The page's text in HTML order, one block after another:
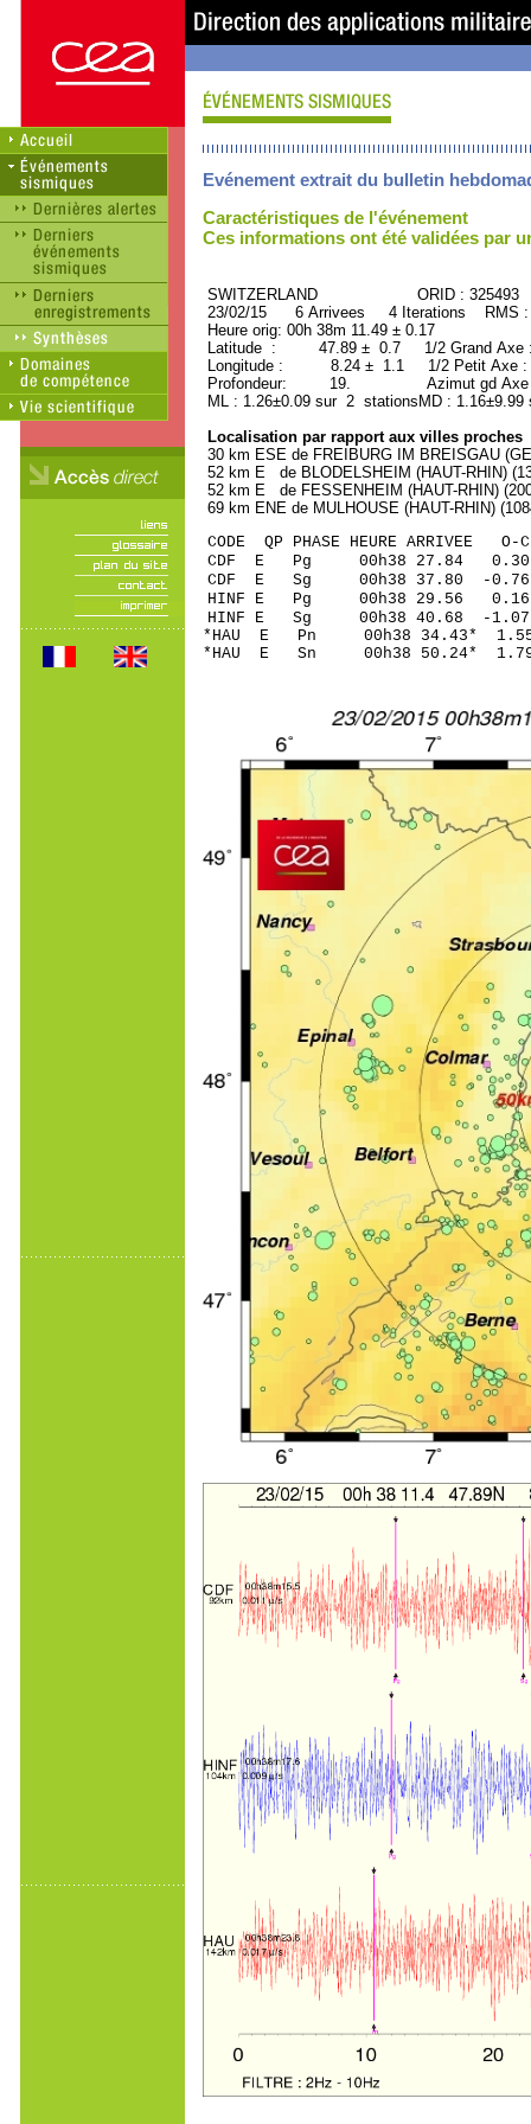
Evénement extrait du bulletin
Caractéristiques de l'événement
Ces informations ont été validées par
SWITZERLAND ORID : 325493
23/02/15 6 Arrivees 4 Iterations RMS
Heure orig: 00h 38m 11.49 ± 0.17
Latitude : 47.89 ± 0.7 1/2 Grand
Longitude : 8.24 ± 1.1 1/2 Petit Axe
Profondeur: 19. Azimut gd Axe :
ML : 1.26±0.09 sur 2 stationsMD :
Localisation par rapport aux villes proches
30 km ESE de FREIBURG IM BREISGAU
52 km E de BLODELSHEIM (HAUT-RHIN)
52 km E de FESSENHEIM (HAUT-RHIN)
69 km ENE de MULHOUSE (HAUT-RHIN)
CODE QP PHASE HEURE
CDF E Pg 00h38 27.84 0.30
CDF E Sg 00h38 37.80
HINF E Pg 00h38 29.56 0.16
HINF E Sg 00h38 40.68 -
*HAU E Pn 00h38 34.43* 1.55
*HAU E Sn 00h38 50.24*